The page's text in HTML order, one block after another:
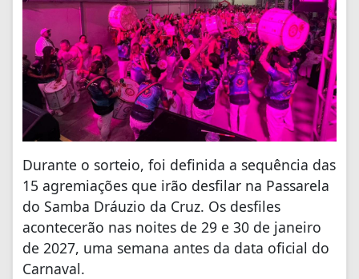
Durante o sorteio, foi definida a sequência das
15 agremiações que irão desfilar na Passarela
do Samba Dráuzio da Cruz. Os desfiles
acontecerão nas noites de 29 e 30 de janeiro
de 2027, uma semana antes da data oficial do
Carnaval.